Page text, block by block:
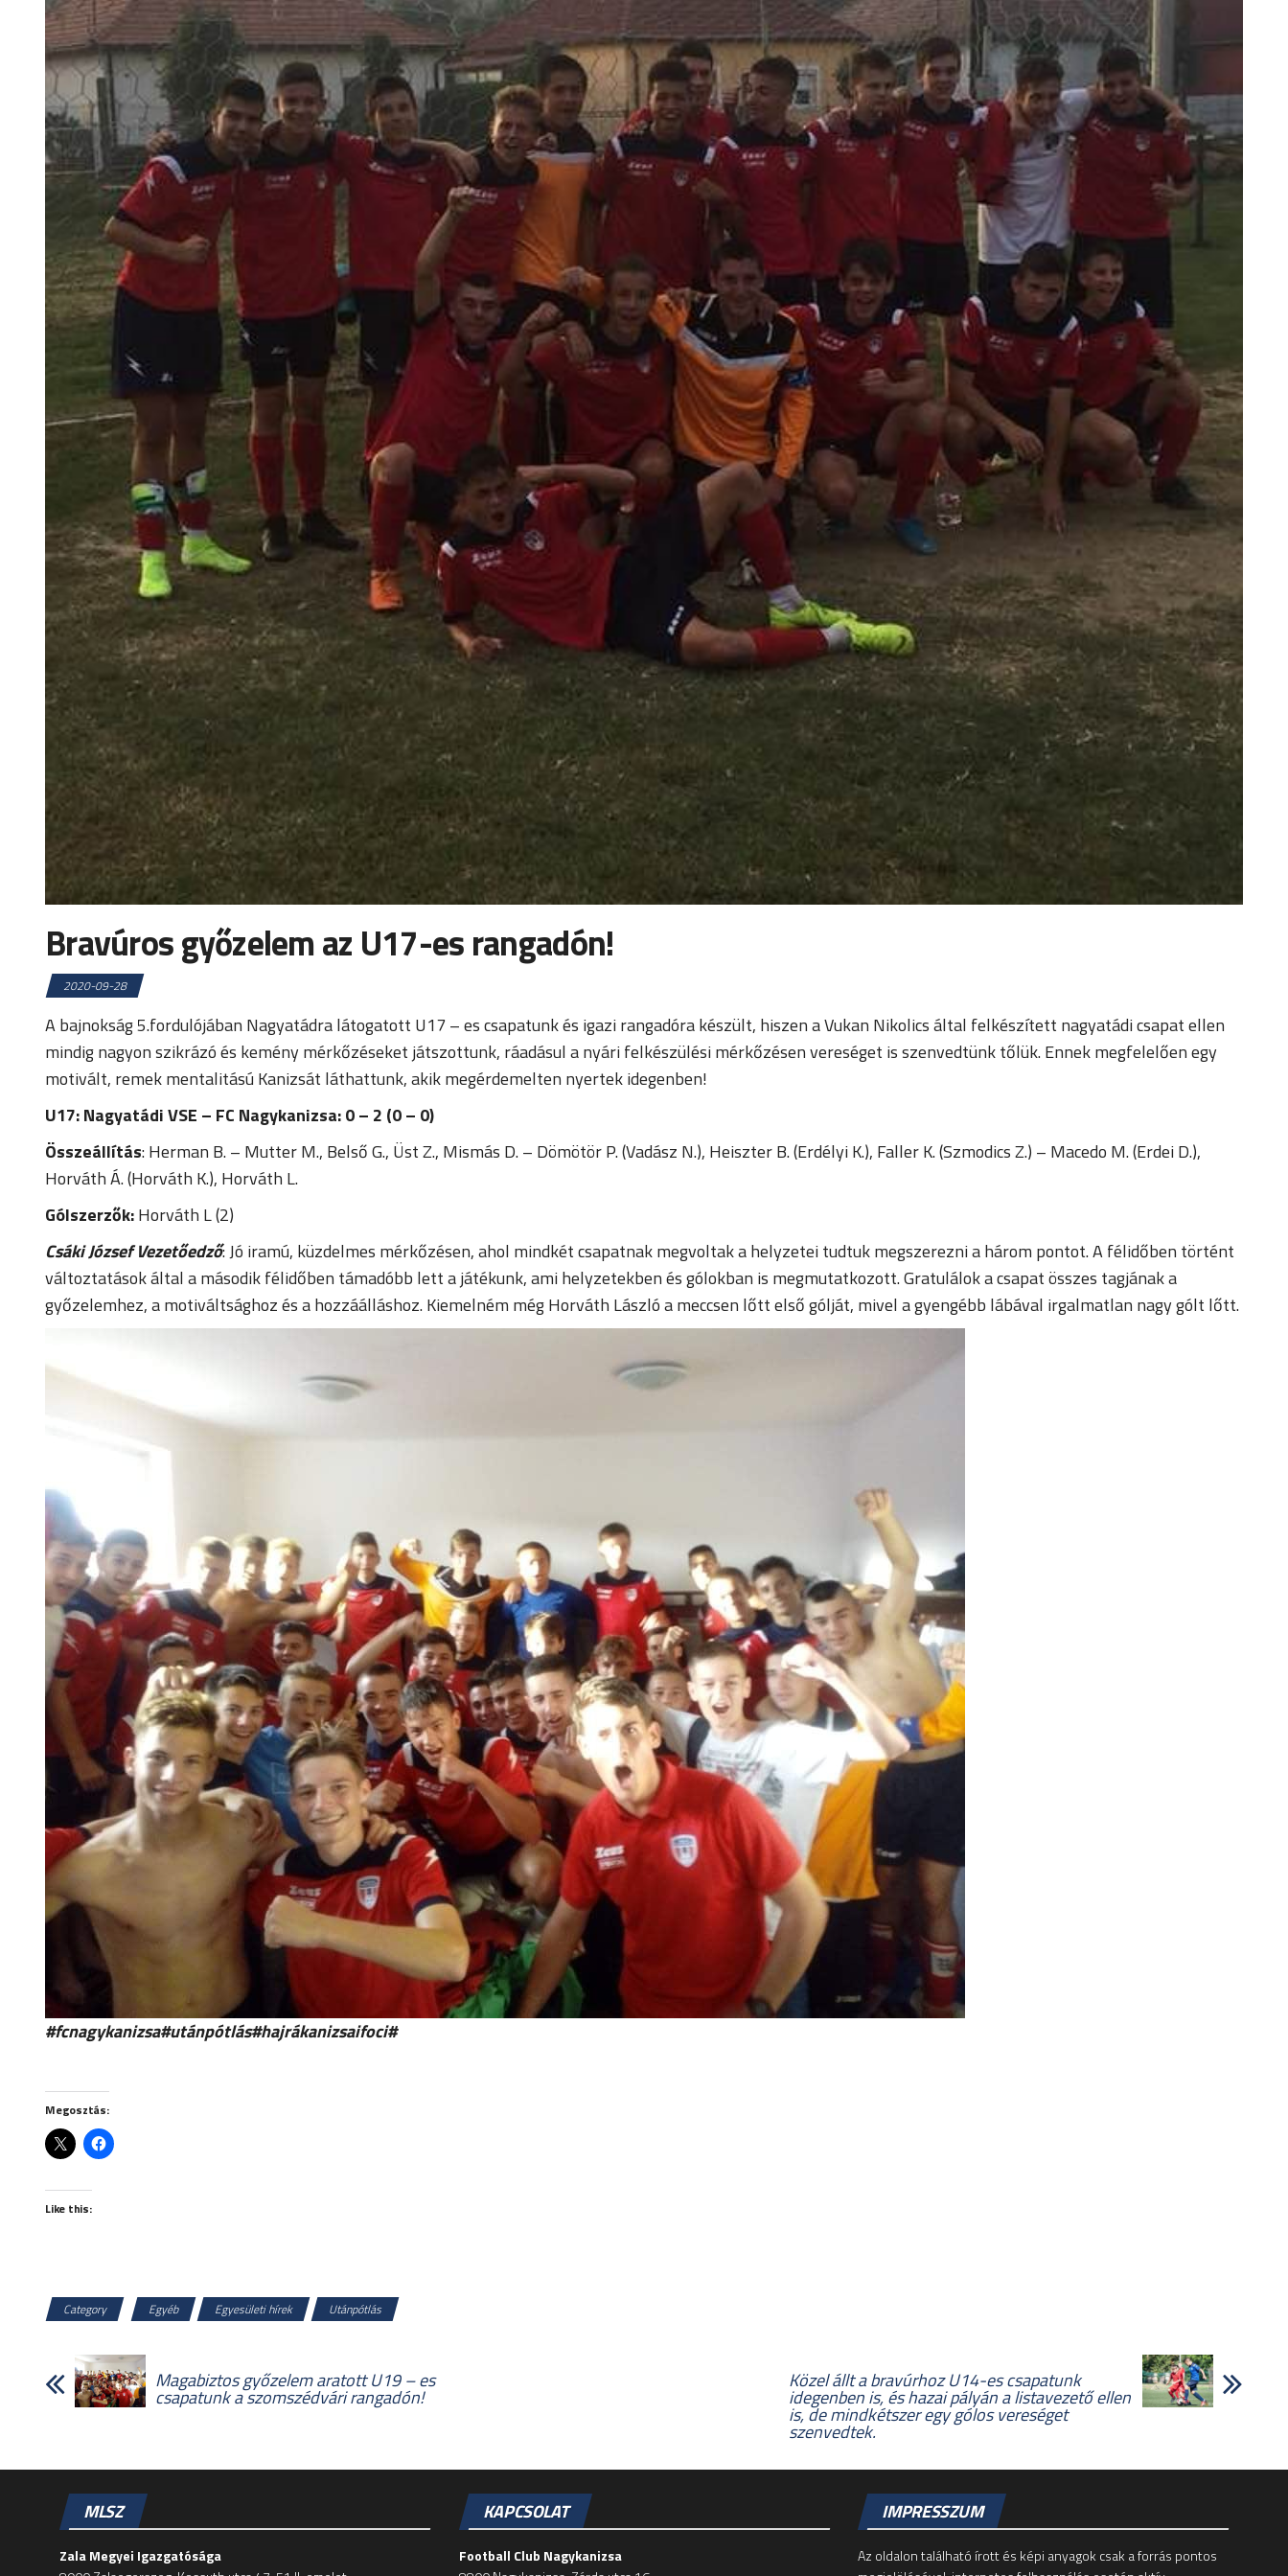
Bravúros győzelem az U17-es rangadón!
2020-09-28
A bajnokság 5.fordulójában Nagyatádra látogatott U17 – es csapatunk és igazi rangadóra készült, hiszen a Vukan Nikolics által felkészített nagyatádi csapat ellen
mindig nagyon szikrázó és kemény mérkőzéseket játszottunk, ráadásul a nyári felkészülési mérkőzésen vereséget is szenvedtünk tőlük. Ennek megfelelően egy
motivált, remek mentalitású Kanizsát láthattunk, akik megérdemelten nyertek idegenben!
U17: Nagyatádi VSE – FC Nagykanizsa: 0 – 2 (0 – 0)
Összeállítás: Herman B. – Mutter M., Belső G., Üst Z., Mismás D. – Dömötör P. (Vadász N.), Heiszter B. (Erdélyi K.), Faller K. (Szmodics Z.) – Macedo M. (Erdei D.),
Horváth Á. (Horváth K.), Horváth L.
Gólszerzők:Horváth L (2)
Csáki József Vezetőedző: Jó iramú, küzdelmes mérkőzésen, ahol mindkét csapatnak megvoltak a helyzetei tudtuk megszerezni a három pontot. A félidőben történt
változtatások által a második félidőben támadóbb lett a játékunk, ami helyzetekben és gólokban is megmutatkozott. Gratulálok a csapat összes tagjának a
győzelemhez, a motiváltsághoz és a hozzáálláshoz. Kiemelném még Horváth László a meccsen lőtt első gólját, mivel a gyengébb lábával irgalmatlan nagy gólt lőtt.
#fcnagykanizsa#utánpótlás#hajrákanizsaifoci#
Megosztás:
Like this:
Category Egyéb Egyesületi hírek Utánpótlás
Magabiztos győzelem aratott U19 – es
csapatunk a szomszédvári rangadón!
Közel állt a bravúrhoz U14-es csapatunk
idegenben is, és hazai pályán a listavezető ellen
is, de mindkétszer egy gólos vereséget
szenvedtek.
MLSZ
Zala Megyei Igazgatósága
KAPCSOLAT
Football Club Nagykanizsa
IMPRESSZUM
Az oldalon található írott és képi anyagok csak a forrás pontos